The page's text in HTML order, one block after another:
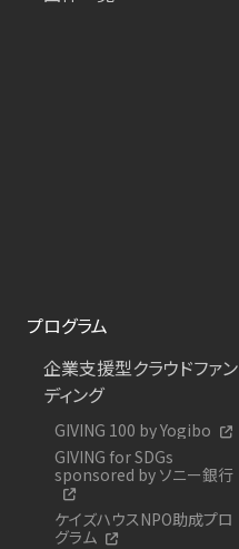
プログラム
企業支援型クラウドファン
ディング
GIVING 100 by Yogibo
GIVING for SDGs
sponsored by ソニー銀行
ケイズハウスNPO助成プロ
グラム